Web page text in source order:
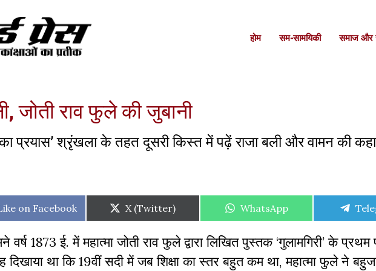
होम सम-सामयिकी समाज और
जोती राव फुले की जुबानी
का प्रयास’ श्रृंखला के तहत दूसरी किस्त में पढ़ें राजा बली और वामन की
on Facebook
Share
on
X (Twitter)
Share
WhatsApp
1873 ई. में महात्मा जोती राव फुले द्वारा लिखित पुस्तक ‘गुलामगिरी’ के प्रथम
दिखाया था कि 19वीं सदी में जब शिक्षा का स्तर बहुत कम था, महात्मा फुले ने